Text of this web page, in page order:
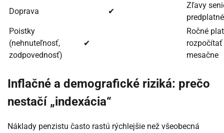
Doprava ✔
Zľavy
predplatné
Poistky
(nehnuteľnosť,
zodpovednosť)
✔
Ročné
rozpočítať
mesačne
Inflačné a demografické riziká: prečo
nestačí „indexácia“
Náklady penzistu často rastú rýchlejšie než všeobecná